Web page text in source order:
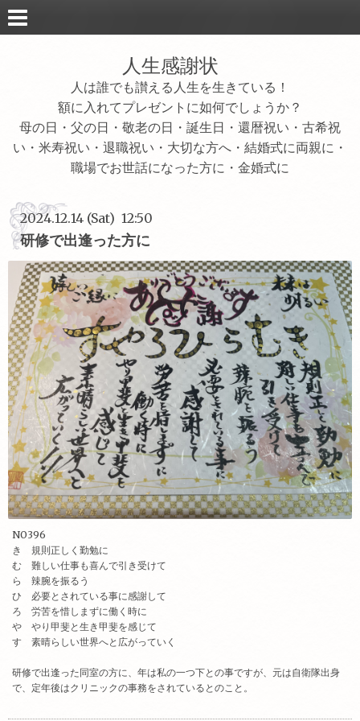
人生感謝状
人は誰でも讃える人生を生きている！
額に入れてプレゼントに如何でしょうか？
母の日・父の日・敬老の日・誕生日・還暦祝い・古希祝
い・米寿祝い・退職祝い・大切な方へ・結婚式に両親に・
職場でお世話になった方に・金婚式に
2024.12.14 (Sat) 12:50
研修で出逢った方に
NO396
き 規則正しく勤勉に
む 難しい仕事も喜んで引き受けて
ら 辣腕を振るう
ひ 必要とされている事に感謝して
ろ 労苦を惜しまずに働く時に
や やり甲斐と生き甲斐を感じて
す 素晴らしい世界へと広がっていく
研修で出逢った同室の方に、年は私の一つ下との事ですが、元は自衛隊出身
で、定年後はクリニックの事務をされているとのこと。